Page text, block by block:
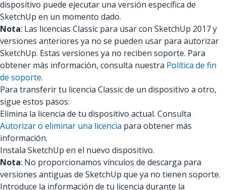
dispositivo puede ejecutar una versión específica de
SketchUp en un momento dado.
Nota: Las licencias Classic para usar con SketchUp 2017 y
versiones anteriores ya no se pueden usar para autorizar
SketchUp. Estas versiones ya no reciben soporte. Para
obtener más información, consulta nuestra Política de fin
de soporte.
Para transferir tu licencia Classic de un dispositivo a otro,
sigue estos pasos:
Elimina la licencia de tu dispositivo actual. Consulta
Autorizar o eliminar una licencia para obtener más
información.
Instala SketchUp en el nuevo dispositivo.
Nota: No proporcionamos vínculos de descarga para
versiones antiguas de SketchUp que ya no tienen soporte.
Introduce la información de tu licencia durante la